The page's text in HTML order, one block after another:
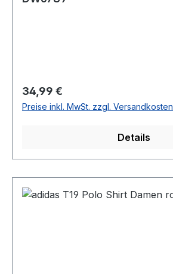
Regulärer Preis:
34,99 €
Preise inkl. MwSt. zzgl. Versandkosten
Details